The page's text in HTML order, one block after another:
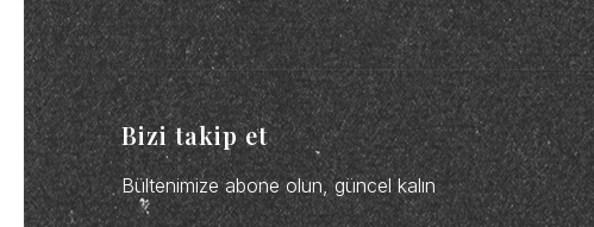
Bizi takip et
Bültenimize abone olun, güncel kalın